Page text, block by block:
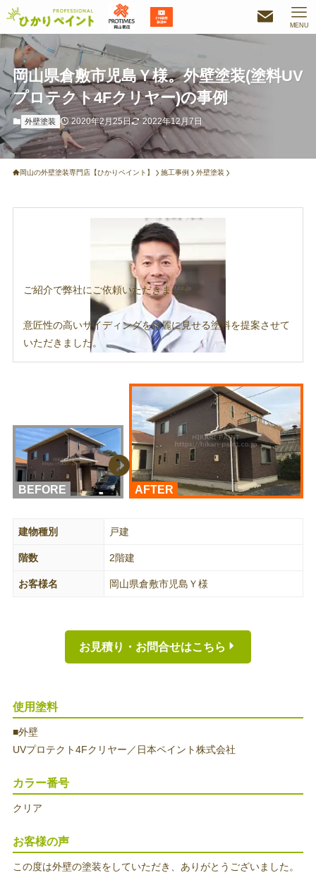
MENU
岡山県倉敷市児島Ｙ様。外壁塗装(塗料UV
プロテクト4Fクリヤー)の事例
外壁塗装 2020年2月25日 2022年12月7日
岡山の外壁塗装専門店【ひかりペイント】 施工事例 外壁塗装
ご紹介で弊社にご依頼いただきました。
意匠性の高いサイディングを綺麗に見せる塗料を提案させて
いただきました。
BEFORE AFTER
建物種別 戸建
階数 2階建
お客様名 岡山県倉敷市児島Ｙ様
お見積り・お問合せはこちら
使用塗料
■外壁
UVプロテクト4Fクリヤー／日本ペイント株式会社
カラー番号
クリア
お客様の声
この度は外壁の塗装をしていただき、ありがとうございました。